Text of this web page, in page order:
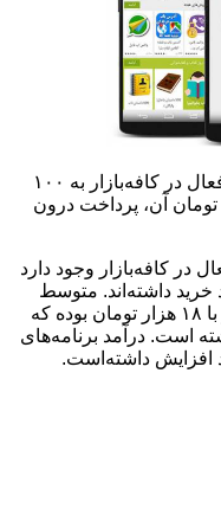
د رسال 95 میزان درآمد توسعه‌دهندگان فعال در کافه‌بازار به ۱۰۰
تومان آن، پرداخت درون
وجود دارد
خرید داشته‌اند. متوسط
این افراد در کافه بازار، برابر با ۱۸ هزار تومان بوده که
است. درآمد برنامه‌های